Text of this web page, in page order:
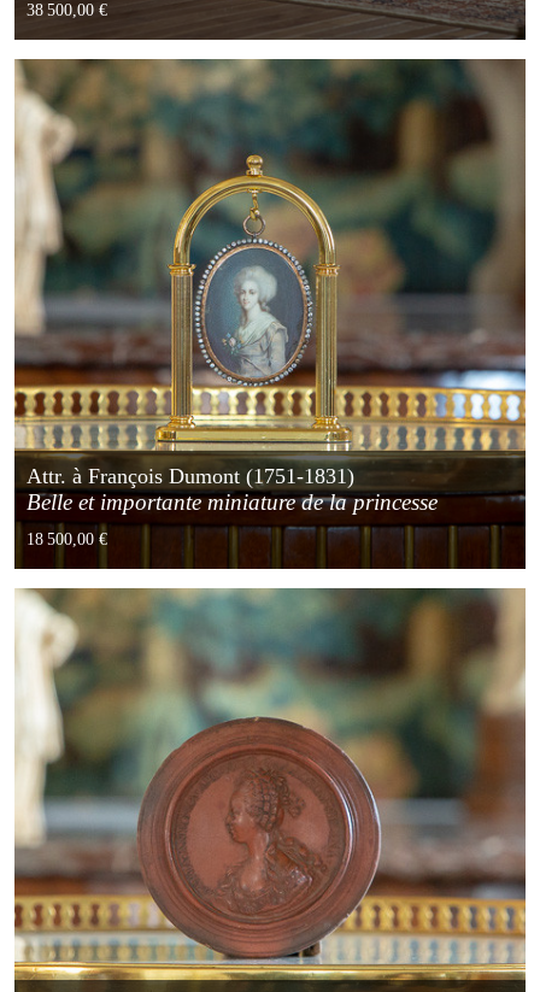
38 500,00 €
Attr. à François Dumont (1751-1831)
Belle et importante miniature de la princesse
Elisabeth
18 500,00 €